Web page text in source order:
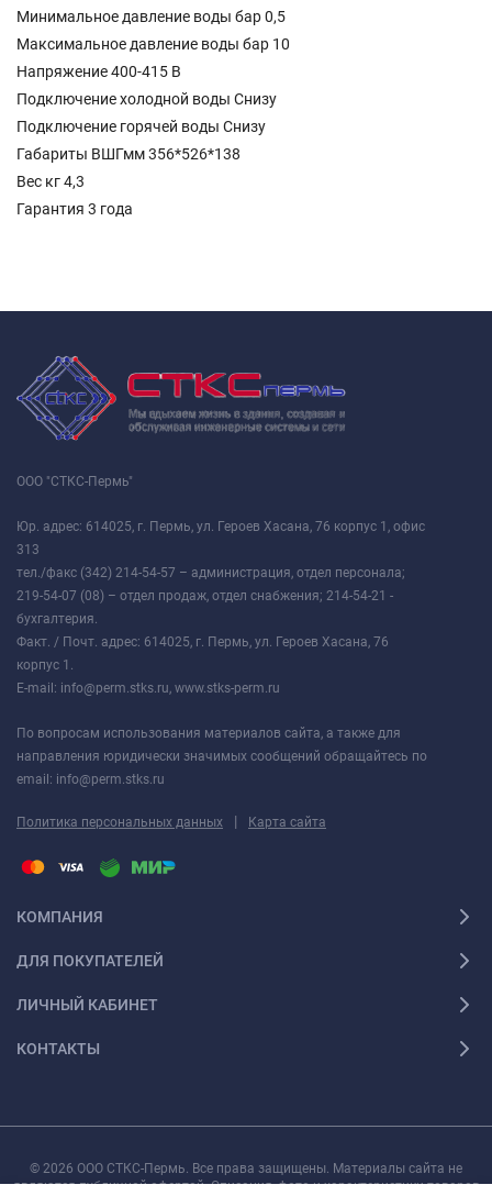
Минимальное давление воды бар 0,5
Максимальное давление воды бар 10
Напряжение 400-415 В
Подключение холодной воды Снизу
Подключение горячей воды Снизу
Габариты ВШГмм 356*526*138
Вес кг 4,3
Гарантия 3 года
ООО "СТКС-Пермь"
Юр. адрес: 614025, г. Пермь, ул. Героев Хасана, 76 корпус 1, офис
313
тел./факс (342) 214-54-57 – администрация, отдел персонала;
219-54-07 (08) – отдел продаж, отдел снабжения; 214-54-21 -
бухгалтерия.
Факт. / Почт. адрес: 614025, г. Пермь, ул. Героев Хасана, 76
корпус 1.
E-mail: info@perm.stks.ru, www.stks-perm.ru
По вопросам использования материалов сайта, а также для
направления юридически значимых сообщений обращайтесь по
email: info@perm.stks.ru
Политика персональных данных | Карта сайта
КОМПАНИЯ
ДЛЯ ПОКУПАТЕЛЕЙ
ЛИЧНЫЙ КАБИНЕТ
КОНТАКТЫ
© 2026 ООО СТКС-Пермь. Все права защищены. Материалы сайта не